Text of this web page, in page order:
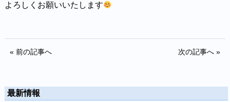
よろしくお願いいたします
« 前の記事へ 次の記事へ »
最新情報